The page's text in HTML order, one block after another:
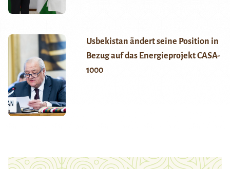
Usbekistan ändert seine Position in
Bezug auf das Energieprojekt CASA-
1000